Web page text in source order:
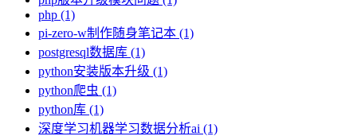
php (1)
pi-zero-w制作随身笔记本 (1)
postgresql数据库 (1)
python安装版本升级 (1)
python爬虫 (1)
python库 (1)
深度学习机器学习数据分析ai (1)